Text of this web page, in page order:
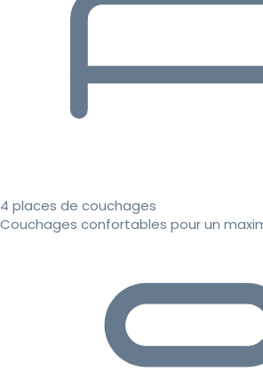
4 places de couchages
Couchages confortables pour un